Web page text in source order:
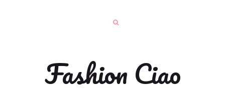
Fashion Ciao